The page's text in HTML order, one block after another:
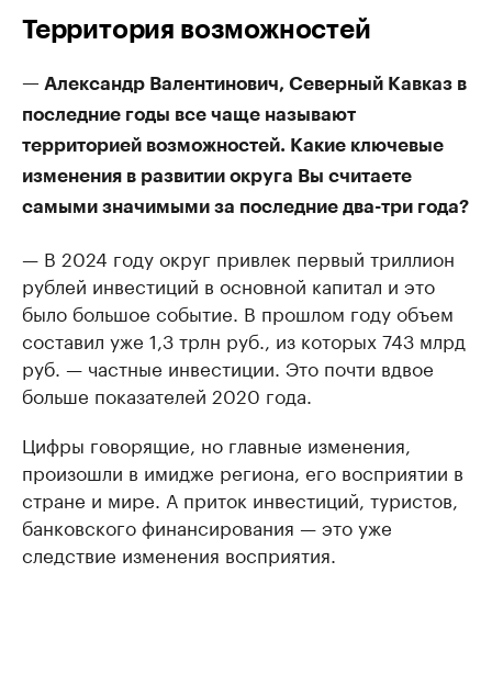
Территория возможностей
— Александр Валентинович, Северный Кавказ в
последние годы все чаще называют
территорией возможностей. Какие ключевые
изменения в развитии округа Вы считаете
самыми значимыми за последние два-три года?
— В 2024 году округ привлек первый триллион
рублей инвестиций в основной капитал и это
было большое событие. В прошлом году объем
составил уже 1,3 трлн руб., из которых 743 млрд
руб. — частные инвестиции. Это почти вдвое
больше показателей 2020 года.
Цифры говорящие, но главные изменения,
произошли в имидже региона, его восприятии в
стране и мире. А приток инвестиций, туристов,
банковского финансирования — это уже
следствие изменения восприятия.